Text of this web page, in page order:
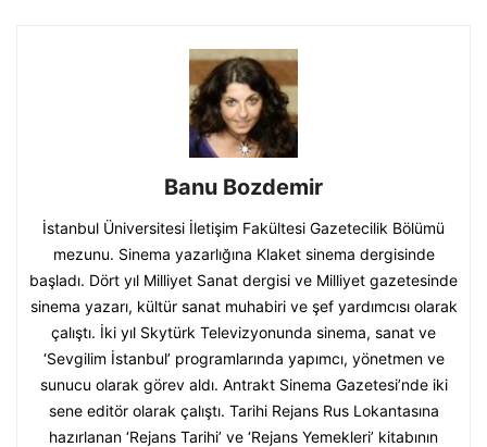
Banu Bozdemir
İstanbul Üniversitesi İletişim Fakültesi Gazetecilik Bölümü
mezunu. Sinema yazarlığına Klaket sinema dergisinde
başladı. Dört yıl Milliyet Sanat dergisi ve Milliyet gazetesinde
sinema yazarı, kültür sanat muhabiri ve şef yardımcısı olarak
çalıştı. İki yıl Skytürk Televizyonunda sinema, sanat ve
‘Sevgilim İstanbul’ programlarında yapımcı, yönetmen ve
sunucu olarak görev aldı. Antrakt Sinema Gazetesi’nde iki
sene editör olarak çalıştı. Tarihi Rejans Rus Lokantasına
hazırlanan ‘Rejans Tarihi’ ve ‘Rejans Yemekleri’ kitabının